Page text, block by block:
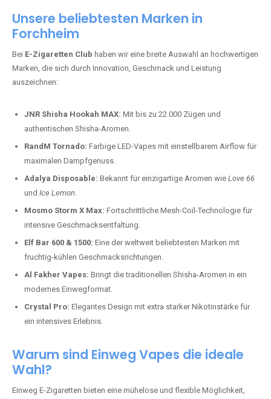
Unsere beliebtesten Marken in
Forchheim
Bei E-Zigaretten Club haben wir eine breite Auswahl an hochwertigen
Marken, die sich durch Innovation, Geschmack und Leistung
auszeichnen:
JNR Shisha Hookah MAX: Mit bis zu 22.000 Zügen und
authentischen Shisha-Aromen.
RandM Tornado: Farbige LED-Vapes mit einstellbarem Airflow für
maximalen Dampfgenuss.
Adalya Disposable: Bekannt für einzigartige Aromen wie Love 66
und Ice Lemon.
Mosmo Storm X Max: Fortschrittliche Mesh-Coil-Technologie für
intensive Geschmacksentfaltung.
Elf Bar 600 & 1500: Eine der weltweit beliebtesten Marken mit
fruchtig-kühlen Geschmacksrichtungen.
Al Fakher Vapes: Bringt die traditionellen Shisha-Aromen in ein
modernes Einwegformat.
Crystal Pro: Elegantes Design mit extra starker Nikotinstärke für
ein intensives Erlebnis.
Warum sind Einweg Vapes die ideale
Wahl?
Einweg E-Zigaretten bieten eine mühelose und flexible Möglichkeit,